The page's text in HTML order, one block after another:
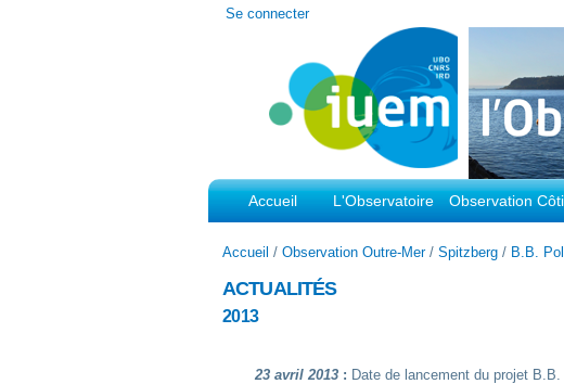
Outils
Se connecter
Accueil L'Observatoire Observation
Accueil /Observation Outre-Mer /Spitzberg / B.B.
ACTUALITÉS
2013
23 avril 2013 : Date de lancement du projet B.B.